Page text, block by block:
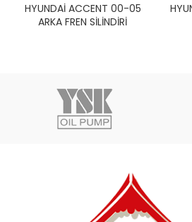
HYUNDAİ ACCENT 00-05
ARKA FREN SİLİNDİRİ